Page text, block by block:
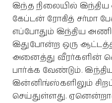
இந்த நிலையில் இந்திய
கேப்டன் ரோகித் சர்மா
எப்போதும் இந்திய
இதுபோன்ற ஒரு
அனைத்து வீரர்களின்
பார்க்க வேண்டும்.
இன்னிங்ஸ்களிலும்
செய்துள்ளது.